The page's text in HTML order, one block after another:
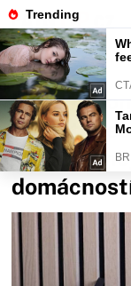
Fajntip.cz
Kdo má
stydět.